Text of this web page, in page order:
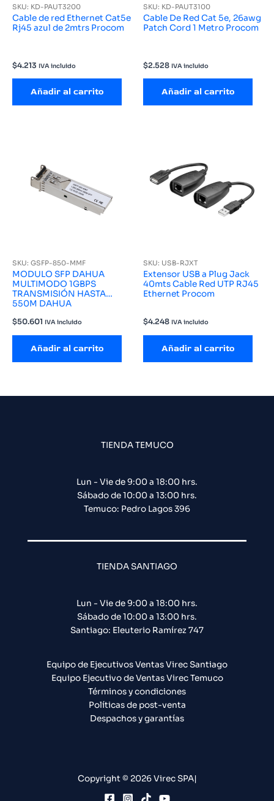
SKU: KD-PAUT3200
Cable de red Ethernet Cat5e
Rj45 azul de 2mtrs Procom
$4.213 IVA incluido
Añadir al carrito
SKU: KD-PAUT3100
Cable De Red Cat 5e, 26awg
Patch Cord 1 Metro Procom
$2.528 IVA incluido
Añadir al carrito
SKU: GSFP-850-MMF
MODULO SFP DAHUA
MULTIMODO 1GBPS
TRANSMISIÓN HASTA
550M DAHUA
$50.601 IVA incluido
Añadir al carrito
SKU: USB-RJXT
Extensor USB a Plug Jack
40mts Cable Red UTP RJ45
Ethernet Procom
$4.248 IVA incluido
Añadir al carrito
TIENDA TEMUCO
Lun - Vie de 9:00 a 18:00 hrs.
Sábado de 10:00 a 13:00 hrs.
Temuco: Pedro Lagos 396
TIENDA SANTIAGO
Lun - Vie de 9:00 a 18:00 hrs.
Sábado de 10:00 a 13:00 hrs.
Santiago: Eleuterio Ramírez 747​
Equipo de Ejecutivos Ventas Virec Santiago
Equipo Ejecutivo de Ventas Virec Temuco
Términos y condiciones
Políticas de post-venta
Despachos y garantías
Copyright © 2026 Virec SPA|